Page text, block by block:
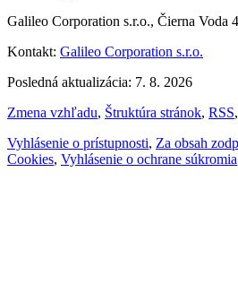
Galileo Corporation s.r.o., Čierna Voda
Kontakt: Galileo Corporation s.r.o.
Posledná aktualizácia: 7. 8. 2026
Zmena vzhľadu, Štruktúra stránok, RSS,
Vyhlásenie o prístupnosti, Za obsah
Cookies, Vyhlásenie o ochrane súkromia